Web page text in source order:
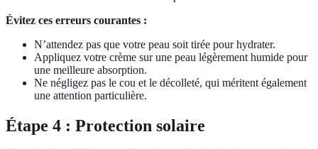
Évitez ces erreurs courantes :
N’attendez pas que votre peau soit tirée pour hydrater.
Appliquez votre crème sur une peau légèrement humide pour
une meilleure absorption.
Ne négligez pas le cou et le décolleté, qui méritent également
une attention particulière.
Étape 4 : Protection solaire